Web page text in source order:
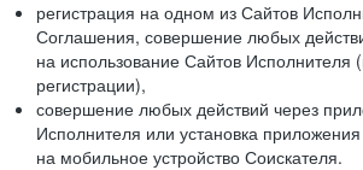
регистрация на одном из Сайтов
Соглашения, совершение любых
на использование Сайтов Исполнителя
регистрации),
совершение любых действий через
Исполнителя или установка
на мобильное устройство Соискателя.